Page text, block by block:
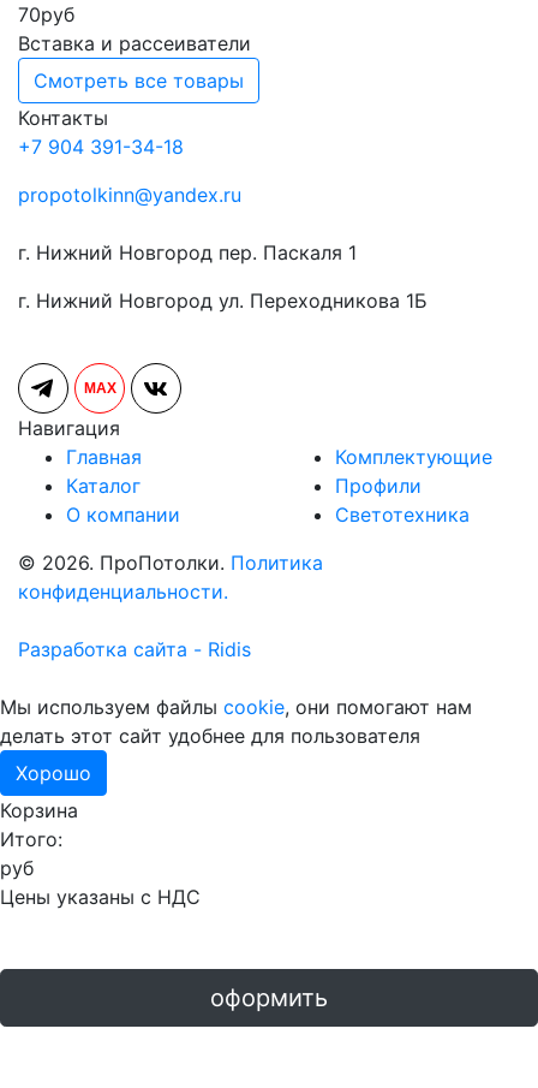
70руб
Вставка и рассеиватели
Смотреть все товары
Контакты
+7 904 391-34-18
propotolkinn@yandex.ru
г. Нижний Новгород пер. Паскаля 1
г. Нижний Новгород ул. Переходникова 1Б
MAX
Навигация
Главная
Каталог
О компании
Комплектующие
Профили
Светотехника
© 2026. ПроПотолки. Политика
конфиденциальности.
Разработка сайта - Ridis
Мы используем файлы cookie, они помогают нам
делать этот сайт удобнее для пользователя
Хорошо
Корзина
Итого:
руб
Цены указаны с НДС
оформить